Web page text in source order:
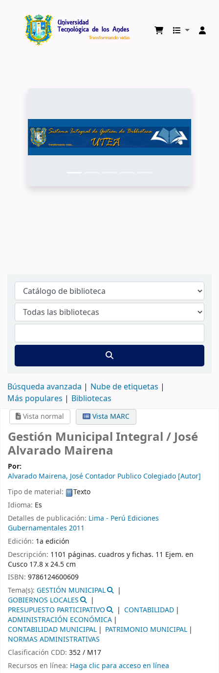
Biblioteca Virtual Universidad Tecnológica
Búsqueda avanzada
Nube de etiquetas
Más populares
Bibliotecas
Vista normal Vista MARC
Gestión Municipal Integral /José
Alvarado Mairena
Por:
Alvarado Mairena, José Contador Publico Colegiado [Autor]
Tipo de material:
Texto
Idioma: Es
Detalles de publicación: Lima - Perú Ediciones
Gubernamentales 2011
Edición: 1a edición
Descripción: 1101 páginas. cuadros y fichas. 11 Ejem. en
Cusco 17.8 x 24.5 cm
ISBN: 9786124600609
Tema(s): GESTIÓN MUNICIPAL
GOBIERNOS LOCALES
PRESUPUESTO PARTICIPATIVO
CONTABILIDAD
ADMINISTRACIÓN ECONÓMICA
CONTABILIDAD MUNICIPAL
PATRIMONIO MUNICIPAL
NORMAS ADMINISTRATIVAS
Clasificación CDD: 352 / M17
Recursos en línea: Haga clic para acceso en línea